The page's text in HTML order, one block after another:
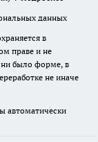
данных
в
праве и не
ни было форме, в
не иначе
автоматически